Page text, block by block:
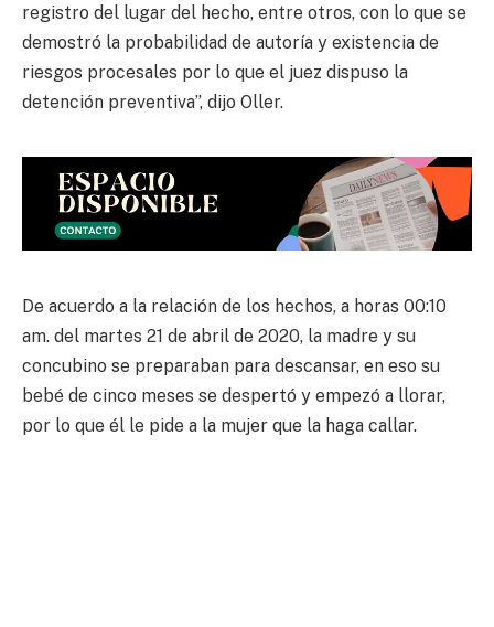
registro del lugar del hecho, entre otros, con lo que se
demostró la probabilidad de autoría y existencia de
riesgos procesales por lo que el juez dispuso la
detención preventiva”, dijo Oller.
De acuerdo a la relación de los hechos, a horas 00:10
am. del martes 21 de abril de 2020, la madre y su
concubino se preparaban para descansar, en eso su
bebé de cinco meses se despertó y empezó a llorar,
por lo que él le pide a la mujer que la haga callar.